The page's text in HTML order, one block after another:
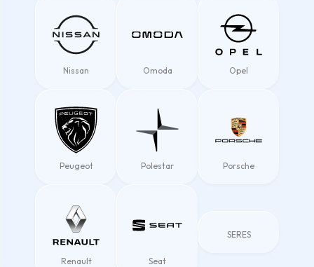
Nissan Omoda Opel
Peugeot Polestar Porsche
Renault Seat
SERES